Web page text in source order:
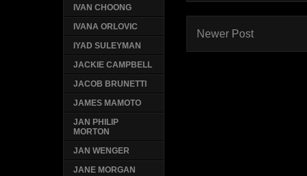
Newer Post
IVAN CHOONG
IVANA ORLOVIC
IYAD SULEYMAN
JACKIE CAMPBELL
JACOB BRUNETTI
JAMES MAMOTO
JAN PHILIP
MORTON
JAN WENGER
JANE MORGAN